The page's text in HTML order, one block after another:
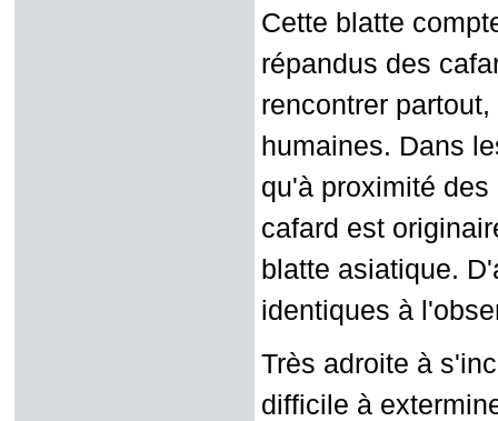
Cette blatte
répandus des
rencontrer
humaines. Dans
qu'à proximité
cafard est
blatte asiatique.
identiques à
Très adroite à
difficile à